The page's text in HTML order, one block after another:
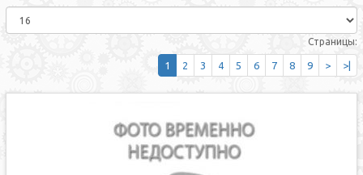
Страницы:
1 2 3 4 5 6 7 8 9 > >|